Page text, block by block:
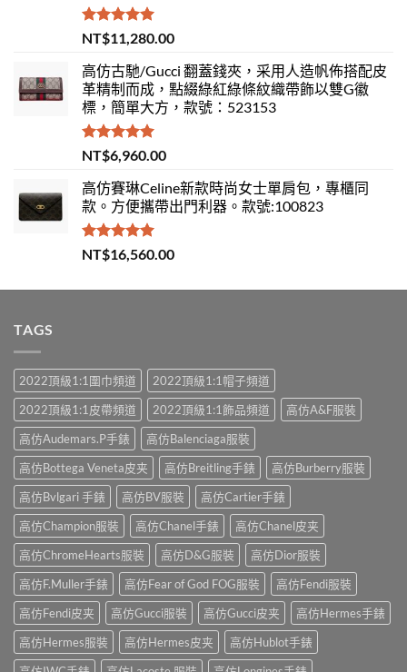
評分5.00
滿分 5
NT$11,280.00
高仿古馳/Gucci 翻蓋錢夾，采用人造帆佈搭配皮
革精制而成，點綴綠紅綠條紋織帶飾以雙G徽
標，簡單大方，款號：523153
評分 5.00
滿分 5
NT$6,960.00
高仿賽琳Celine新款時尚女士單肩包，專櫃同
款。方便攜帶出門利器。款號:100823
評分5.00
滿分 5
NT$16,560.00
TAGS
2022頂級1:1圍巾頻道
2022頂級1:1帽子頻道
2022頂級1:1皮帶頻道
2022頂級1:1飾品頻道
高仿A&F服裝
高仿Audemars.P手錶
高仿Balenciaga服裝
高仿Bottega Veneta皮夹
高仿Breitling手錶
高仿Burberry服裝
高仿Bvlgari 手錶
高仿BV服裝
高仿Cartier手錶
高仿Champion服裝
高仿Chanel手錶
高仿Chanel皮夹
高仿ChromeHearts服裝
高仿D&G服裝
高仿Dior服裝
高仿F.Muller手錶
高仿Fear of God FOG服裝
高仿Fendi服裝
高仿Fendi皮夹
高仿Gucci服裝 高仿Gucci皮夹
高仿Hermes手錶
高仿Hermes服裝
高仿Hermes皮夹
高仿Hublot手錶